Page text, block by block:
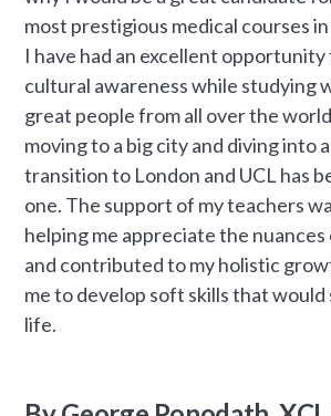
most prestigious medical courses
I have had an excellent opportunity
cultural awareness while studying
great people from all over the
moving to a big city and diving into
transition to London and UCL has
one. The support of my teachers
helping me appreciate the
and contributed to my holistic
me to develop soft skills that would
life.